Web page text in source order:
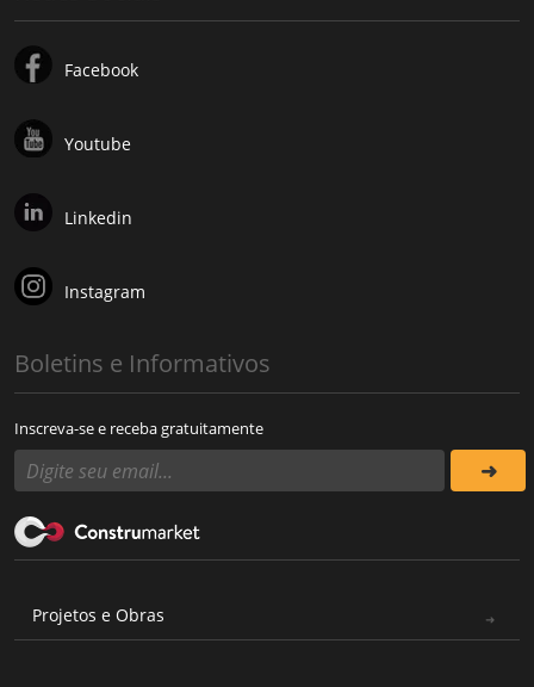
Facebook
Youtube
Linkedin
Instagram
Boletins e Informativos
Inscreva-se e receba gratuitamente
Projetos e Obras